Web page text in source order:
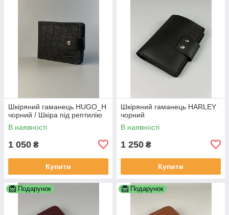
Шкіряний гаманець HUGO_H
чорний / Шкіра під рептилію
В наявності
1 050 ₴
Купити
Шкіряний гаманець HARLEY
чорний
В наявності
1 250 ₴
Купити
Подарунок Подарунок